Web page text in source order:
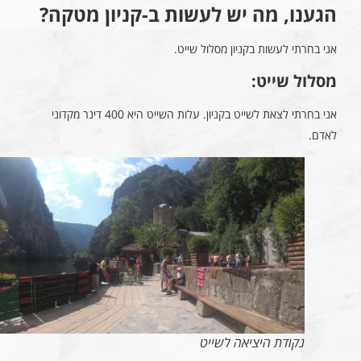
הגענו, מה יש לעשות ב-קניון מטקה?
אני בחרתי לעשות בקניון מסלול שייט.
מסלול שייט:
אני בחרתי לצאת לשייט בקניון. עלות השייט היא 400 דינר מקדוני
לאדם.
נקודת היציאה לשייט